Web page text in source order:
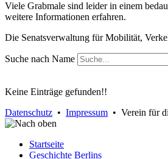
Viele Grabmale sind leider in einem
weitere Informationen erfahren.
Die Senatsverwaltung für Mobilität,
Suche nach Name
Keine Einträge gefunden!!
Datenschutz • Impressum • Verein für
Startseite
Geschichte Berlins